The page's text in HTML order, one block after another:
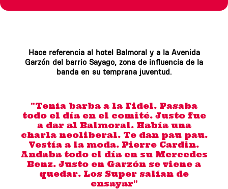
Hace referencia al hotel Balmoral y a la Avenida
Garzón del barrio Sayago, zona de influencia de la
banda en su temprana juventud.
"Tenía barba a la Fidel. Pasaba
todo el día en el comité. Justo fue
a dar al Balmoral. Había una
charla neoliberal. Te dan pau pau.
Vestía a la moda. Pierre Cardin.
Andaba todo el día en su Mercedes
Benz. Justo en Garzón se viene a
quedar. Los Super salían de
ensayar"